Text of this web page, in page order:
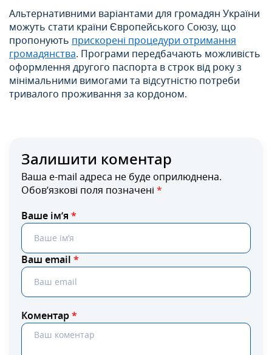
Альтернативними варіантами для громадян України
можуть стати країни Європейського Союзу, що
пропонують прискорені процедури отримання
громадянства. Програми передбачають можливість
оформлення другого паспорта в строк від року з
мінімальними вимогами та відсутністю потреби
тривалого проживання за кордоном.
Залишити коментар
Ваша e-mail адреса не буде оприлюднена.
Обов’язкові поля позначені *
Ваше ім’я *
Ваш email *
Коментар*